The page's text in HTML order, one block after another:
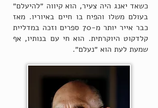
כשאד יאנג היה צעיר, הוא קיווה ״להיעלם״
בעולם משלו והפיח בו חיים באיוריו. מאז
כבר אייר יותר מ-70 ספרים וזכה במדליית
קלדקוט היוקרתית. הוא חי עם בנותיו, אף
שמעת לעת הוא ״נעלם״.